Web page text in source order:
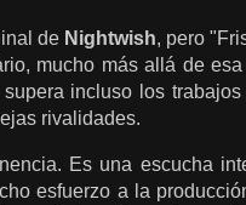
de Nightwish, pero
mucho más allá de
incluso los
rivalidades.
Es una escucha
esfuerzo a la